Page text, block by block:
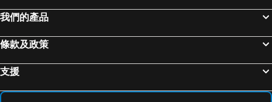
我們的產品
條款及政策
支援